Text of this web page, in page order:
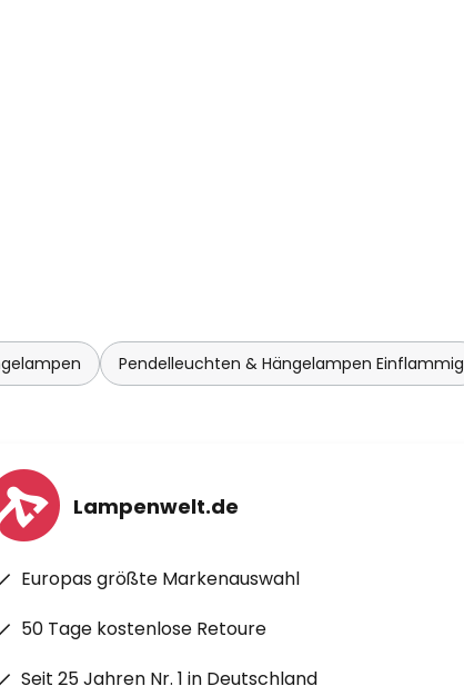
Pendelleuchten & Hängelampen Einflammig
Lampenwelt.de
Europas größte Markenauswahl
50 Tage kostenlose Retoure
Seit 25 Jahren Nr. 1 in Deutschland